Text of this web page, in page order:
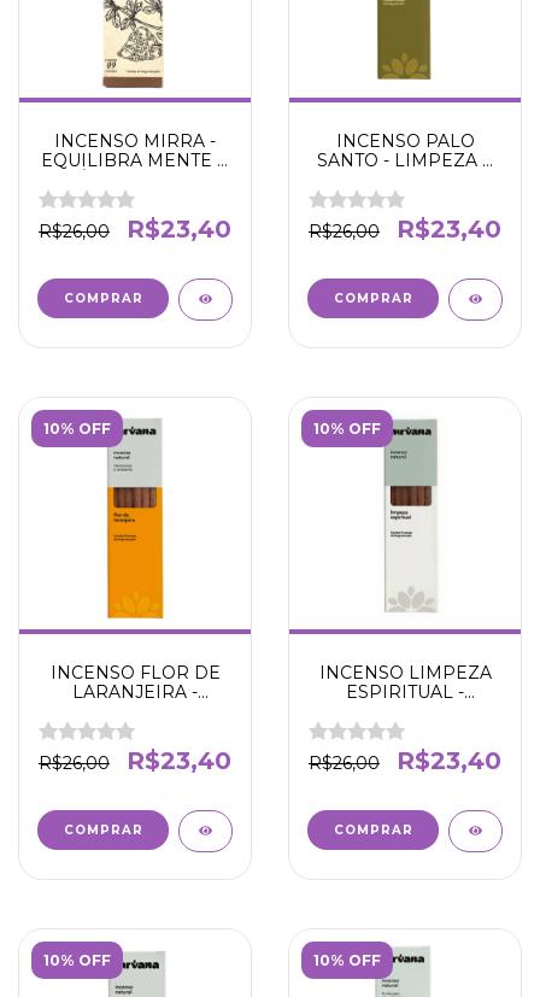
INCENSO MIRRA -
EQUILIBRA MENTE E
R$26,00 R$23,40
INCENSO PALO
SANTO - LIMPEZA E
NIRVANA
R$26,00
R$23,40
10% OFF
INCENSO FLOR DE
LARANJEIRA -
AMBIENTE -
NIRVANA
R$26,00 R$23,40
10% OFF
INCENSO LIMPEZA
ESPIRITUAL -
ENERGETICA E
ESPIRITUAL -
NIRVANA
R$26,00 R$23,40
10% OFF 10% OFF